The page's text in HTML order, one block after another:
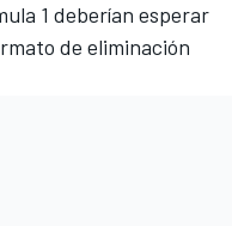
1 deberían esperar
de eliminación